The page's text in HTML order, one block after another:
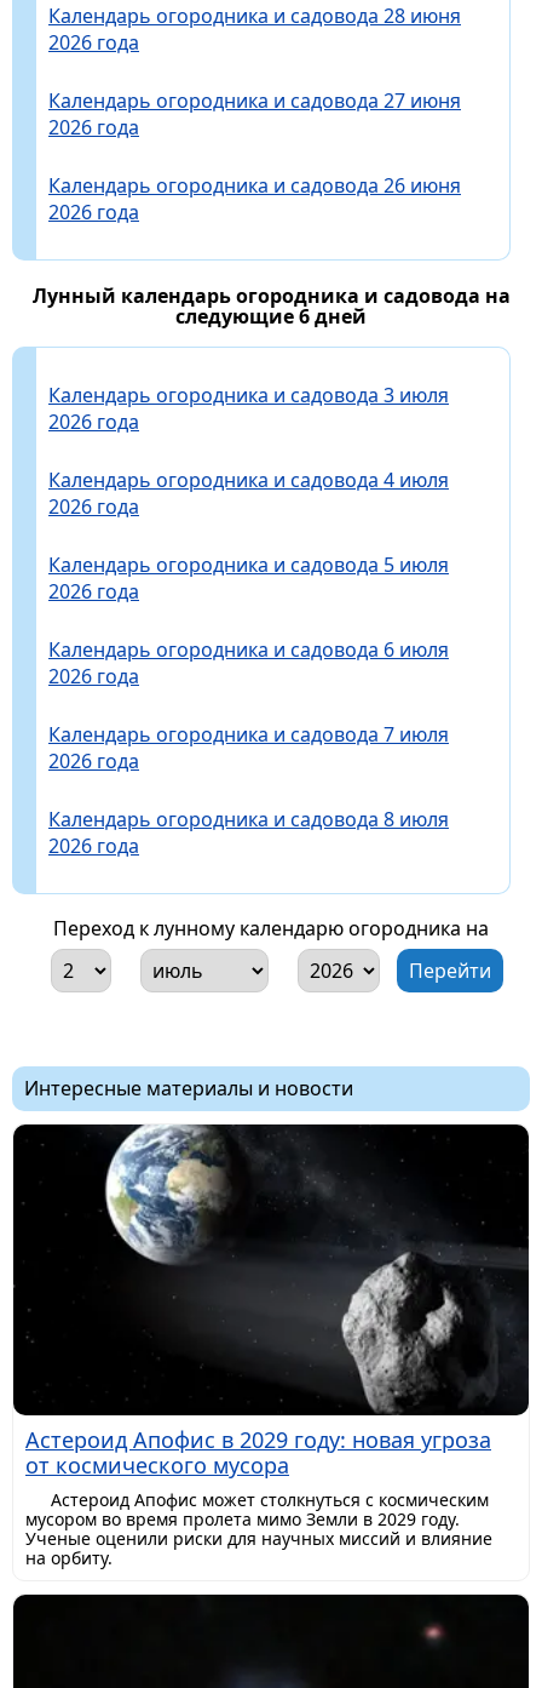
Календарь огородника и садовода 28 июня
2026 года
Календарь огородника и садовода 27 июня
2026 года
Календарь огородника и садовода 26 июня
2026 года
Лунный календарь огородника и садовода на
следующие 6 дней
Календарь огородника и садовода 3 июля
2026 года
Календарь огородника и садовода 4 июля
2026 года
Календарь огородника и садовода 5 июля
2026 года
Календарь огородника и садовода 6 июля
2026 года
Календарь огородника и садовода 7 июля
2026 года
Календарь огородника и садовода 8 июля
2026 года
Переход к лунному календарю огородника на
Интересные материалы и новости
Астероид Апофис в 2029 году: новая угроза
от космического мусора
Астероид Апофис может столкнуться с космическим
мусором во время пролета мимо Земли в 2029 году.
Ученые оценили риски для научных миссий и влияние
на орбиту.